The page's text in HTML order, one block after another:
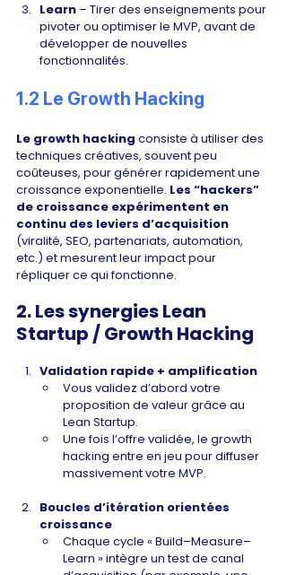
Learn – Tirer des enseignements pour
pivoter ou optimiser le MVP, avant de
développer de nouvelles
fonctionnalités.
1.2 Le Growth Hacking
Le growth hacking consiste à utiliser des
techniques créatives, souvent peu
coûteuses, pour générer rapidement une
croissance exponentielle. Les “hackers”
de croissance expérimentent en
continu des leviers d’acquisition
(viralité, SEO, partenariats, automation,
etc.) et mesurent leur impact pour
répliquer ce qui fonctionne.
2. Les synergies Lean
Startup / Growth Hacking
Validation rapide + amplification
Vous validez d’abord votre
proposition de valeur grâce au
Lean Startup.
Une fois l’offre validée, le growth
hacking entre en jeu pour diffuser
massivement votre MVP.
Boucles d’itération orientées
croissance
Chaque cycle « Build–Measure–
Learn » intègre un test de canal